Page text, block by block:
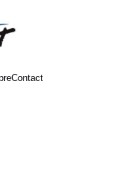
Contact